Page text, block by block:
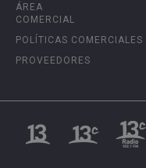
ÁREA
COMERCIAL
POLÍTICAS COMERCIALES
PROVEEDORES